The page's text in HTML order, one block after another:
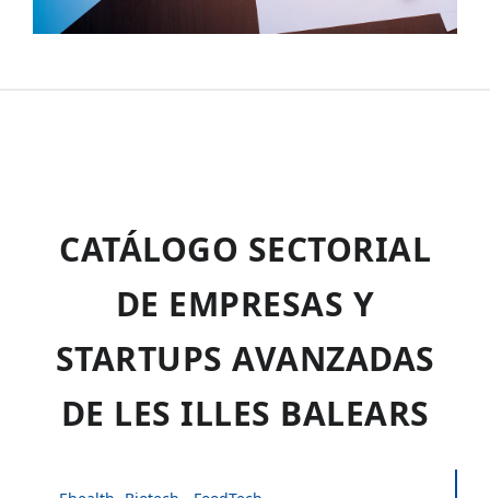
CATÁLOGO SECTORIAL
DE EMPRESAS Y
STARTUPS AVANZADAS
DE LES ILLES BALEARS